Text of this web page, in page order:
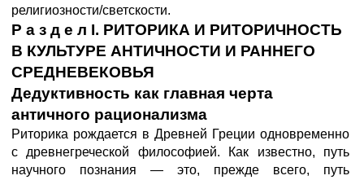
религиозности/светскости.
Р а з д е л I. РИТОРИКА И РИТОРИЧНОСТЬ
В КУЛЬТУРЕ АНТИЧНОСТИ И РАННЕГО
СРЕДНЕВЕКОВЬЯ
Дедуктивность как главная черта
античного рационализма
Риторика рождается в Древней Греции одновременно
с древнегреческой философией. Как известно, путь
научного познания — это, прежде всего, путь